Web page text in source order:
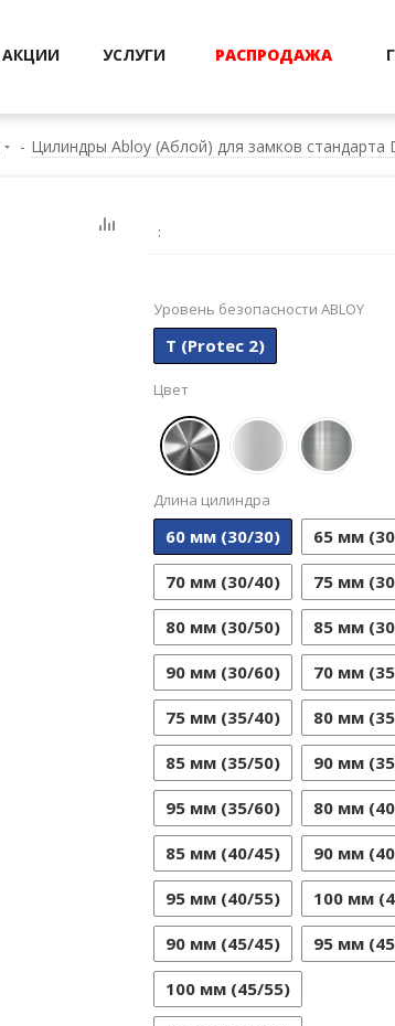
АКЦИИ УСЛУГИ РАСПРОДАЖА
- Цилиндры Abloy (Аблой) для замков стандарта
:
Уровень безопасности ABLOY
T (Protec 2)
Цвет
Длина цилиндра
60 мм (30/30) 65 мм
70 мм (30/40) 75 мм
80 мм (30/50) 85 мм
90 мм (30/60) 70 мм
75 мм (35/40) 80 мм
85 мм (35/50) 90 мм
95 мм (35/60) 80 мм
85 мм (40/45) 90 мм
95 мм (40/55) 100 мм
90 мм (45/45) 95 мм
100 мм (45/55)